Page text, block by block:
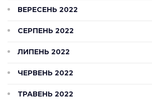
ВЕРЕСЕНЬ 2022
СЕРПЕНЬ 2022
ЛИПЕНЬ 2022
ЧЕРВЕНЬ 2022
ТРАВЕНЬ 2022